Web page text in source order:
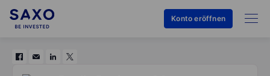
Konto eröffnen